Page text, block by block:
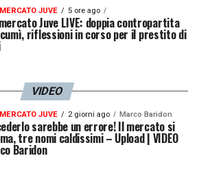
JUVE 5 ore ago
Juve LIVE: doppia contropartita
riflessioni in corso per il prestito di
VIDEO
JUVE 2 giorni ago Marco Baridon
sarebbe un errore! Il mercato si
tre nomi caldissimi – Upload | VIDEO
Baridon